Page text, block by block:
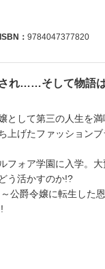
ISBN： 9784047377820
され……そして物語
として第三の人生を満
上げたファッションブ
フォア学園に入学。大
う活かすのか!?
公爵令嬢に転生した恩